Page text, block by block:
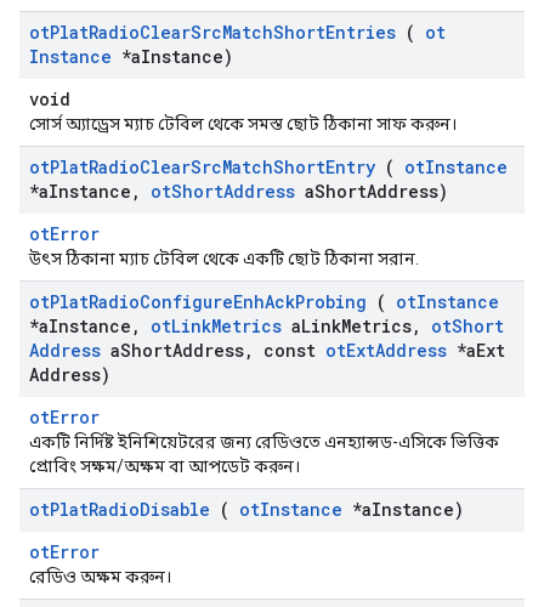
otPlatRadioClearSrcMatchShortEntries ( ot
Instance *aInstance)
void
সোর্স অ্যাড্রেস ম্যাচ টেবিল থেকে সমস্ত ছোট ঠিকানা সাফ করুন।
otPlatRadioClearSrcMatchShortEntry ( otInstance
*aInstance , otShortAddress aShortAddress)
otError
উৎস ঠিকানা ম্যাচ টেবিল থেকে একটি ছোট ঠিকানা সরান.
otPlatRadioConfigureEnhAckProbing ( otInstance
*aInstance , otLinkMetrics aLinkMetrics, otShort
Address aShortAddress, const otExtAddress *aExt
Address)
otError
একটি নির্দিষ্ট ইনিশিয়েটরের জন্য রেডিওতে এনহ্যান্সড-এসিকে ভিত্তিক
প্রোবিং সক্ষম/অক্ষম বা আপডেট করুন।
otPlatRadioDisable ( otInstance *aInstance)
otError
রেডিও অক্ষম করুন।